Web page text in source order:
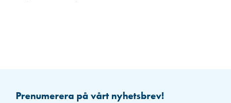
Prenumerera på vårt nyhetsbrev!